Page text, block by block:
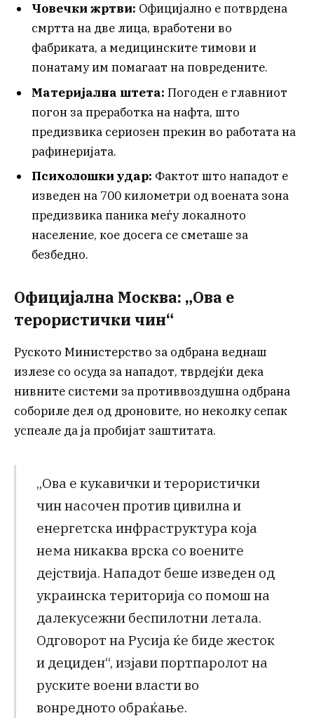
Човечки жртви: Официјално е потврдена
смртта на две лица, вработени во
фабриката, а медицинските тимови и
понатаму им помагаат на повредените.
Материјална штета: Погоден е главниот
погон за преработка на нафта, што
предизвика сериозен прекин во работата на
рафинеријата.
Психолошки удар: Фактот што нападот е
изведен на 700 километри од воената зона
предизвика паника меѓу локалното
население, кое досега се сметаше за
безбедно.
Официјална Москва: „Ова е
терористички чин“
Руското Министерство за одбрана веднаш
излезе со осуда за нападот, тврдејќи дека
нивните системи за противвоздушна одбрана
собориле дел од дроновите, но неколку сепак
успеале да ја пробијат заштитата.
„Ова е кукавички и терористички
чин насочен против цивилна и
енергетска инфраструктура која
нема никаква врска со воените
дејствија. Нападот беше изведен од
украинска територија со помош на
далекусежни беспилотни летала.
Одговорот на Русија ќе биде жесток
и дециден“, изјави портпаролот на
руските воени власти во
вонредното обраќање.